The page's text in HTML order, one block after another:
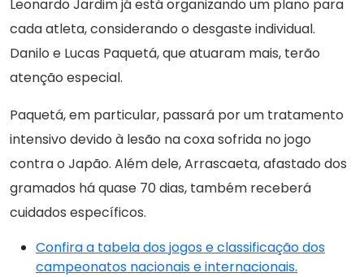
Leonardo Jardim já está organizando um plano para
cada atleta, considerando o desgaste individual.
Danilo e Lucas Paquetá, que atuaram mais, terão
atenção especial.
Paquetá, em particular, passará por um tratamento
intensivo devido à lesão na coxa sofrida no jogo
contra o Japão. Além dele, Arrascaeta, afastado dos
gramados há quase 70 dias, também receberá
cuidados específicos.
Confira a tabela dos jogos e classificação dos
campeonatos nacionais e internacionais.